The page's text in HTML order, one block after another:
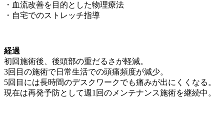
・血流改善を目的とした物理療法
・自宅でのストレッチ指導
経過
初回施術後、後頭部の重だるさが軽減。
3回目の施術で日常生活での頭痛頻度が減少。
5回目には長時間のデスクワークでも痛みが出にくくなる。
現在は再発予防として週1回のメンテナンス施術を継続中。